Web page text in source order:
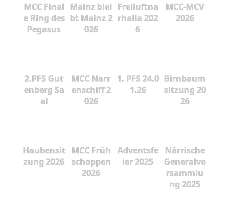
MCC Final
e Ring des
Pegasus
Mainz blei
bt Mainz 2
026
Freiluftna
rhalla 202
6
MCC-MCV
2026
2.PFS Gut
enberg Sa
al
MCC Narr
enschiff 2
026
1. PFS 24.0
1.26
Birnbaum
sitzung 20
26
Haubensit
zung 2026
MCC Früh
schoppen
2026
Adventsfe
ier 2025
Närrische
Generalve
rsammlu
ng 2025